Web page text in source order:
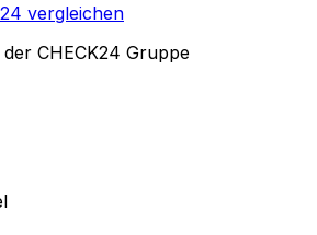
vergleichen
CHECK24 Gruppe